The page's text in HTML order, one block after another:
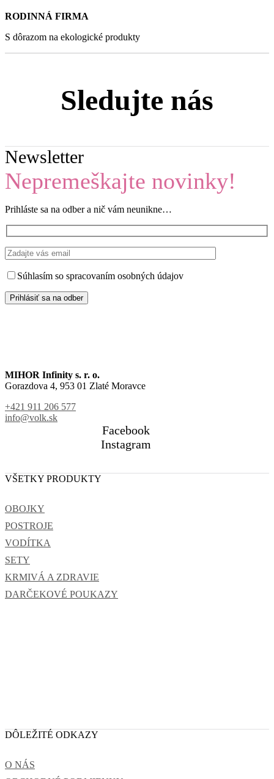
RODINNÁ FIRMA
S dôrazom na ekologické produkty
Sledujte nás
Newsletter
Nepremeškajte novinky!
Prihláste sa na odber a nič vám neunikne…
Súhlasím so spracovaním osobných údajov
MIHOR Infinity s. r. o.
Gorazdova 4, 953 01 Zlaté Moravce
+421 911 206 577
info@volk.sk
Facebook
Instagram
VŠETKY PRODUKTY
OBOJKY
POSTROJE
VODÍTKA
SETY
KRMIVÁ A ZDRAVIE
DARČEKOVÉ POUKAZY
DÔLEŽITÉ ODKAZY
O NÁS